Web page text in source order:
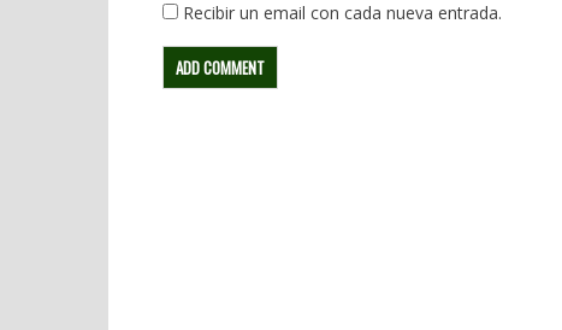
Recibir un email con cada nueva entrada.